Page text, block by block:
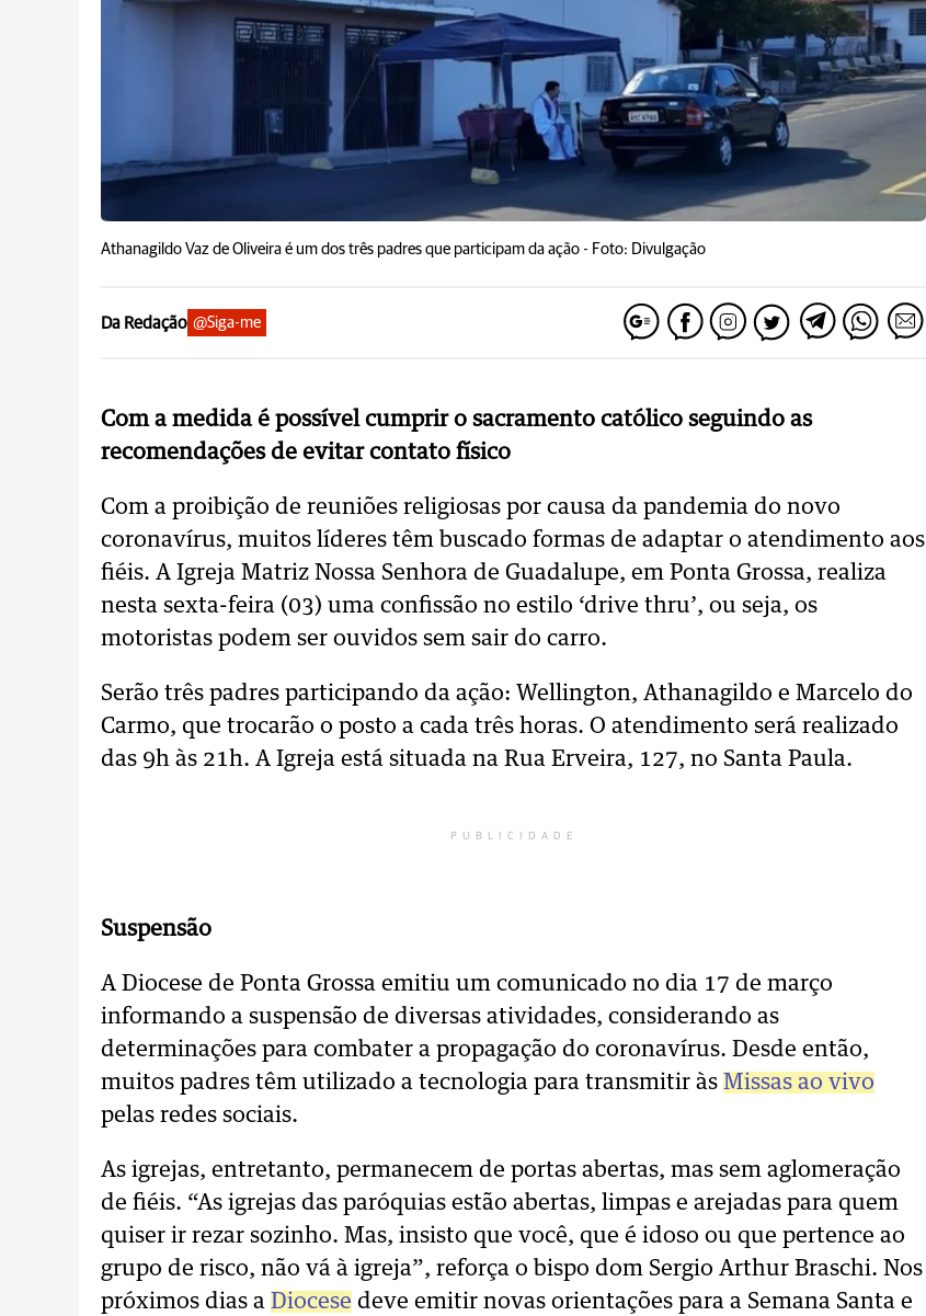
Athanagildo Vaz de Oliveira é um dos três padres que participam da ação - Foto: Divulgação
Da Redação @Siga-me
Com a medida é possível cumprir o sacramento católico seguindo as
recomendações de evitar contato físico
Com a proibição de reuniões religiosas por causa da pandemia do novo
coronavírus, muitos líderes têm buscado formas de adaptar o atendimento aos
fiéis. A Igreja Matriz Nossa Senhora de Guadalupe, em Ponta Grossa, realiza
nesta sexta-feira (03) uma confissão no estilo ‘drive thru’, ou seja, os
motoristas podem ser ouvidos sem sair do carro.
Serão três padres participando da ação: Wellington, Athanagildo e Marcelo do
Carmo, que trocarão o posto a cada três horas. O atendimento será realizado
das 9h às 21h. A Igreja está situada na Rua Erveira, 127, no Santa Paula.
PUBLICIDADE
Suspensão
A Diocese de Ponta Grossa emitiu um comunicado no dia 17 de março
informando a suspensão de diversas atividades, considerando as
determinações para combater a propagação do coronavírus. Desde então,
muitos padres têm utilizado a tecnologia para transmitir às Missas ao vivo
pelas redes sociais.
As igrejas, entretanto, permanecem de portas abertas, mas sem aglomeração
de fiéis. “As igrejas das paróquias estão abertas, limpas e arejadas para quem
quiser ir rezar sozinho. Mas, insisto que você, que é idoso ou que pertence ao
grupo de risco, não vá à igreja”, reforça o bispo dom Sergio Arthur Braschi. Nos
próximos dias a Diocese deve emitir novas orientações para a Semana Santa e